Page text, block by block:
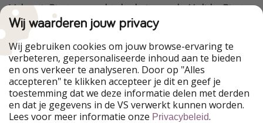
VakantiePiraten maakt deel uit van de HolidayPirates
Group
Onze markten
PiratinViaggio
HolidayPirates
WakacyjniPiraci
VoyagesPirates
Ferienpiraten
Urlaubspiraten
Urlaubspiraten
ViajerosPiratas
TravelPirates
Wij waarderen jouw privacy
Wij gebruiken cookies om jouw browse-ervaring te
verbeteren, gepersonaliseerde inhoud aan te bieden
en ons verkeer te analyseren. Door op "Alles
accepteren" te klikken accepteer je dit en geef je
toestemming dat we deze informatie delen met derden
en dat je gegevens in de VS verwerkt kunnen worden.
Lees voor meer informatie onze Privacybeleid.